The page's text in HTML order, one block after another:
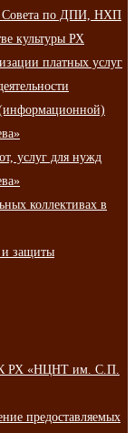
Совета по ДПИ, НХП
культуры РХ
платных услуг
(информационной)
услуг для нужд
коллективах в
и защиты
РХ «НЦНТ им. С.П.
предоставляемых